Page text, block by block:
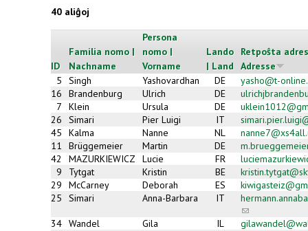
40 aliĝoj
ID
Familia nomo |
Nachname
Persona
nomo |
Vorname
Lando
| Land
Retpoŝta
Adresse
5
Singh Yashovardhan DE
yasho@t-
16
Brandenburg Ulrich DE
7
Klein Ursula DE
26
Simari Pier Luigi IT
45
Kalma Nanne NL
11
Brüggemeier Martin DE
42
MAZURKIEWICZ Lucie FR
9
Tytgat Kristin BE
29
McCarney Deborah ES
25
Simari Anna-Barbara IT
(link
sends
34 Wandel Gila IL